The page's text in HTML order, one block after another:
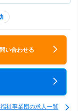
い合わせる
祉事業団の求人一覧